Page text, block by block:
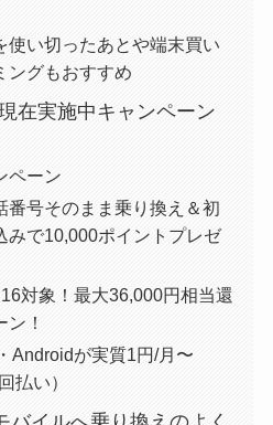
使い切ったあとや端末買い
ングもおすすめ
在実施中キャンペーン
ペーン
番号そのまま乗り換え＆初
みで10,000ポイントプレゼ
対象！最大36,000円相当還
！
Androidが実質1円/月〜
払い）